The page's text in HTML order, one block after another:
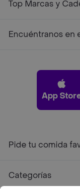
Top Marcas y
Encuéntranos en
App
Pide tu comida
Categorías